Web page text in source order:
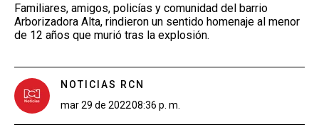
Familiares, amigos, policías y comunidad del barrio
Arborizadora Alta, rindieron un sentido homenaje al menor
de 12 años que murió tras la explosión.
NOTICIAS RCN
mar 29 de 202208:36 p. m.